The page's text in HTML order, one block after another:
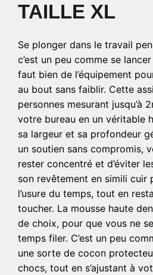
TAILLE XL
Se plonger dans le travail
c’est un peu comme se
faut bien de l’équipement
au bout sans faiblir. Cette
personnes mesurant jusqu’à
votre bureau en un véritable
sa largeur et sa profondeur
un soutien sans compromis,
rester concentré et d’éviter
son revêtement en simili cuir
l’usure du temps, tout en
toucher. La mousse haute
de choix, pour que vous ne
temps filer. C’est un peu
une sorte de cocon
chocs, tout en s’ajustant à